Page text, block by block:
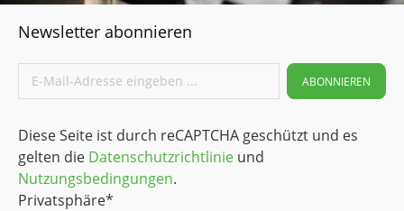
Newsletter abonnieren
ABONNIEREN
Diese Seite ist durch reCAPTCHA geschützt und es
gelten die Datenschutzrichtlinie und
Nutzungsbedingungen.
Privatsphäre*